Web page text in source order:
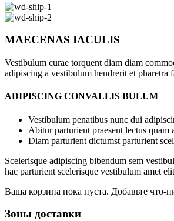
MAECENAS IACULIS
Vestibulum curae torquent diam diam
adipiscing a vestibulum hendrerit et pharetra
ADIPISCING CONVALLIS BULUM
Vestibulum penatibus nunc dui
Abitur parturient praesent lectus quam
Diam parturient dictumst parturient
Scelerisque adipiscing bibendum sem
hac parturient scelerisque vestibulum amet
Ваша корзина пока пуста. Добавьте что-
Зоны доставки